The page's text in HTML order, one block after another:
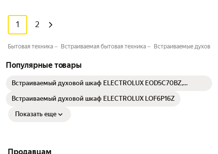
1 2
Бытовая техника Встраиваемая бытовая техника Встраиваемые
Популярные товары
Встраиваемый духовой шкаф ELECTROLUX EOD5C70BZ,
Встраиваемый духовой шкаф ELECTROLUX LOF6P16Z
Показать еще
Продавцам